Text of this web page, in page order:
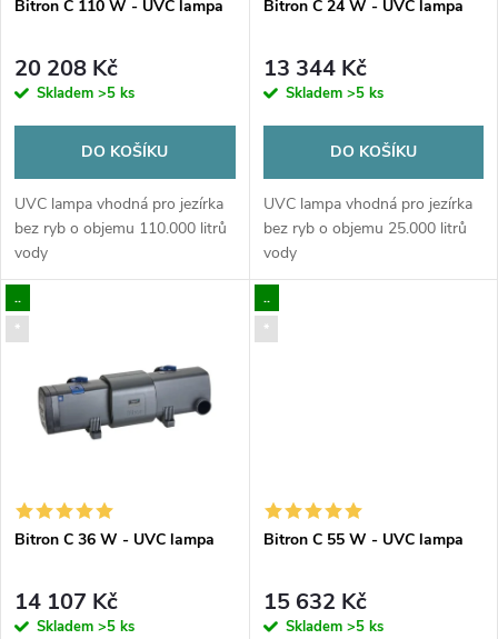
p
r
o
d
u
k
t
p
r
d
u
k
Bitron C 110 W - UVC lampa
20 208 Kč
Skladem >5 ks
DO KOŠÍKU
UVC lampa vhodná pro jezírka
bez ryb o objemu 110.000 litrů
vody
Bitron C 24 W - UVC lampa
13 344 Kč
Skladem >5 ks
DO KOŠÍKU
UVC lampa vhodná pro jezírka
bez ryb o objemu 25.000 litrů
vody
..
*
Bitron C 36 W - UVC lampa
14 107 Kč
Skladem >5 ks
..
*
Bitron C 55 W - UVC lampa
15 632 Kč
Skladem >5 ks